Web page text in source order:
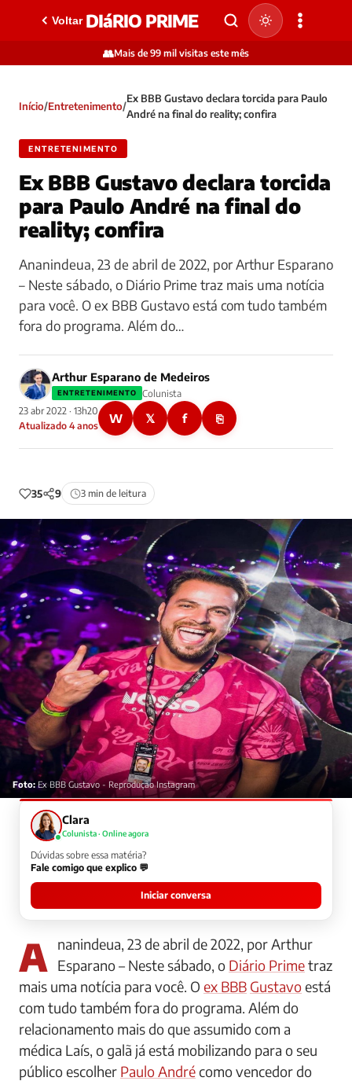
Voltar DIáRIO PRIME
👥Mais de 99 mil visitas este mês
Início/Entretenimento/
Ex BBB Gustavo declara torcida para Paulo
André na final do reality; confira
ENTRETENIMENTO
Ex BBB Gustavo declara torcida
para Paulo André na final do
reality; confira
Ananindeua, 23 de abril de 2022, por Arthur Esparano
– Neste sábado, o Diário Prime traz mais uma notícia
para você. O ex BBB Gustavo está com tudo também
fora do programa. Além do…
Arthur Esparano de Medeiros
ENTRETENIMENTO
Colunista
23 abr 2022 · 13h20
Atualizado 4 anos
W 𝕏 f ⎘
35 9 3 min de leitura
Foto:Ex BBB Gustavo - Reprodução Instagram
Clara
Colunista · Online agora
Dúvidas sobre essa matéria?
Fale comigo que explico 💬
Iniciar conversa
Ananindeua, 23 de abril de 2022, por Arthur Esparano – Neste sábado, o Diário Primetraz
mais uma notícia para você. O ex BBB Gustavoestá
com tudo também fora do programa. Além do
relacionamento mais do que assumido com a
médica Laís, o galã já está mobilizando para o seu
público escolher Paulo Andrécomo vencedor do